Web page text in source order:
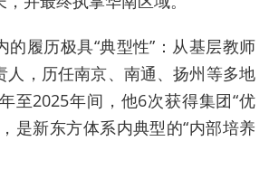
的履历极具“典型性”：从基层教师
人，历任南京、南通、扬州等多地
至2025年间，他6次获得集团“优
是新东方体系内典型的“内部培养